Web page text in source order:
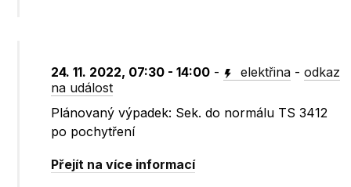
24. 11. 2022, 07:30 - 14:00 - elektřina -odkaz
na událost
Plánovaný výpadek: Sek. do normálu TS 3412
po pochytření
Přejít na více informací